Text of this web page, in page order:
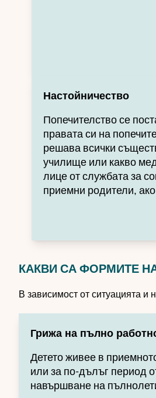
Настойничество
Попечителство се
правата си на
решава всички
училище или какво
лице от службата за
приемни родители,
КАКВИ СА ФОРМИТЕ
В зависимост от ситуацията и
Грижа на пълно
Детето живее в
или за по-дълъг период
навършване на